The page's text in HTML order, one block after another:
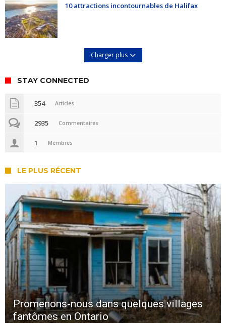
10 attractions incontournables de Halifax
Charger plus
STAY CONNECTED
354 Articles
2935 Commentaires
1 Membres
LE PLUS RÉCENT
Promenons-nous dans quelques villages
fantômes en Ontario